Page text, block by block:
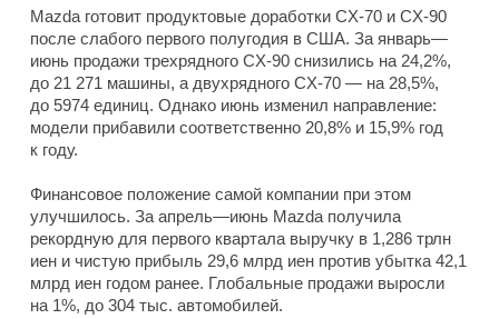
Mazda готовит продуктовые доработки CX-70 и CX-90
после слабого первого полугодия в США. За январь—
июнь продажи трехрядного CX-90 снизились на 24,2%,
до 21 271 машины, а двухрядного CX-70 — на 28,5%,
до 5974 единиц. Однако июнь изменил направление:
модели прибавили соответственно 20,8% и 15,9% год
к году.
Финансовое положение самой компании при этом
улучшилось. За апрель—июнь Mazda получила
рекордную для первого квартала выручку в 1,286 трлн
иен и чистую прибыль 29,6 млрд иен против убытка 42,1
млрд иен годом ранее. Глобальные продажи выросли
на 1%, до 304 тыс. автомобилей.